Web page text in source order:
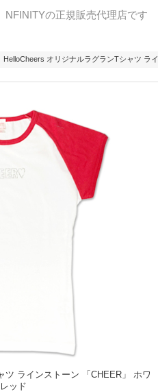
NFINITYの正規販売代理店です
HelloCheers オリジナルラグランTシャツ ラ
ツ ラインストーン 「CHEER」 ホワ
ッド